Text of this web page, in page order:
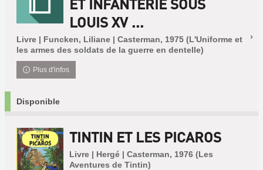
ET INFANTERIE SOUS
LOUIS XV ...
Livre | Funcken, Liliane | Casterman, 1975 (L'Uniforme et
les armes des soldats de la guerre en dentelle)
Plus d'infos
Disponible
TINTIN ET LES PICAROS
Livre | Hergé | Casterman, 1976 (Les
Aventures de Tintin)